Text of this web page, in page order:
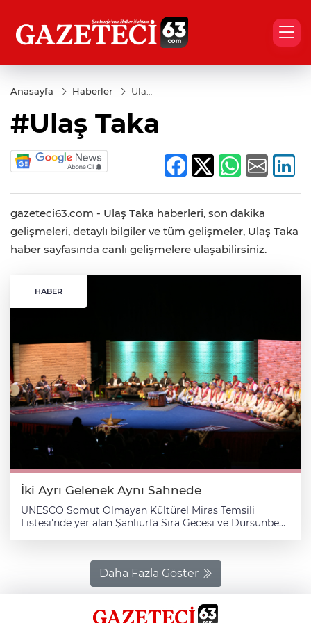
Anasayfa Haberler
Ulaş
#Ulaş Taka
gazeteci63.com - Ulaş Taka haberleri, son dakika
gelişmeleri, detaylı bilgiler ve tüm gelişmeler, Ulaş Taka
haber sayfasında canlı gelişmelere ulaşabilirsiniz.
HABER
İki Ayrı Gelenek Aynı Sahnede
UNESCO Somut Olmayan Kültürel Miras Temsili
Listesi'nde yer alan Şanlıurfa Sıra Gecesi ve Dursunbey
yüzyıllardır kuşaktan kuşağa aktarılan somut olmayan
kültürel miraslarının yaşatılması ve gelecek nesillere
aktarılması amacıyla Şanlıurfa Sıra Gecesi ile
Dursunbey Barana Geleneğine yönelik çalışma
Daha Fazla Göster